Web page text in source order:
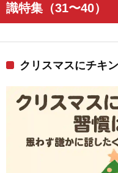
識特集（31〜40）
クリスマスにチキ